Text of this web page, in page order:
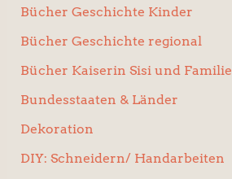
Bücher Geschichte Kinder
Bücher Geschichte regional
Bücher Kaiserin Sisi und Familie
Bundesstaaten & Länder
Dekoration
DIY: Schneidern/ Handarbeiten